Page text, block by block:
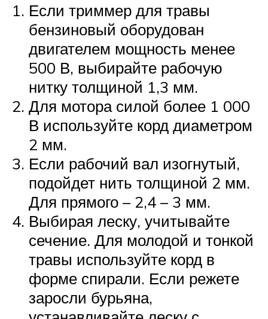
Если триммер для травы
бензиновый оборудован
двигателем мощность менее
500 В, выбирайте рабочую
нитку толщиной 1,3 мм.
Для мотора силой более 1 000
В используйте корд диаметром
2 мм.
Если рабочий вал изогнутый,
подойдет нить толщиной 2 мм.
Для прямого – 2,4 – 3 мм.
Выбирая леску, учитывайте
сечение. Для молодой и тонкой
травы используйте корд в
форме спирали. Если режете
заросли бурьяна,